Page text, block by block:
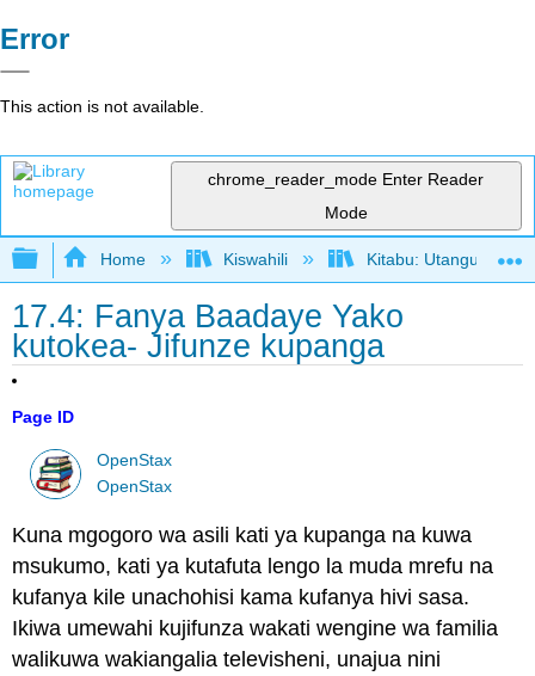
Error
This action is not available.
chrome_reader_mode Enter Reader
Mode
Expand/collapse global hierarchy
Home Kiswahili Kitabu: Utangulizi wa
17.4: Fanya Baadaye Yako
kutokea- Jifunze kupanga
Page ID
OpenStax
OpenStax
Kuna mgogoro wa asili kati ya kupanga na kuwa
msukumo, kati ya kutafuta lengo la muda mrefu na
kufanya kile unachohisi kama kufanya hivi sasa.
Ikiwa umewahi kujifunza wakati wengine wa familia
walikuwa wakiangalia televisheni, unajua nini